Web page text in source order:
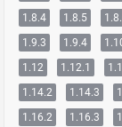
1.8.4
1.8.5
1.9.3
1.9.4
1.12
1.12.1
1.14.2
1.14.3
1.16.2
1.16.3